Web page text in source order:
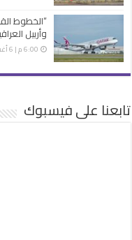
“الخطوط
وأربيل
6:00 م | 6 أغسطس، 2026
تابعنا على فيسبوك